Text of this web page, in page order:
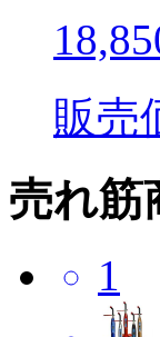
販売
売れ筋
1